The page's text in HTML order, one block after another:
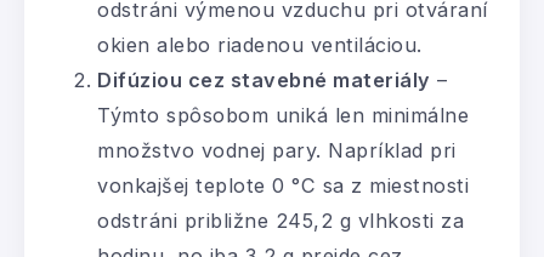
odstráni výmenou vzduchu pri otváraní
okien alebo riadenou ventiláciou.
Difúziou cez stavebné materiály –
Týmto spôsobom uniká len minimálne
množstvo vodnej pary. Napríklad pri
vonkajšej teplote 0 °C sa z miestnosti
odstráni približne 245,2 g vlhkosti za